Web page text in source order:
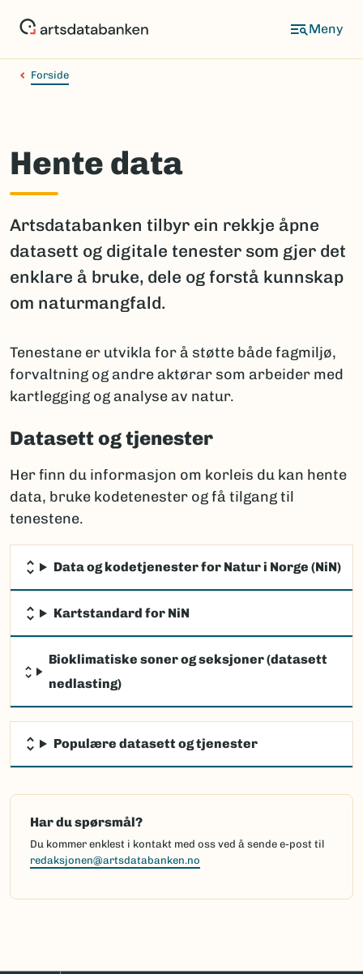
Forside
Hente data
Artsdatabanken tilbyr ein rekkje åpne
datasett og digitale tenester som gjer det
enklare å bruke, dele og forstå kunnskap
om naturmangfald.
Tenestane er utvikla for å støtte både fagmiljø,
forvaltning og andre aktørar som arbeider med
kartlegging og analyse av natur.
Datasett og tjenester
Her finn du informasjon om korleis du kan hente
data, bruke kodetenester og få tilgang til
tenestene.
Data og kodetjenester for Natur i Norge (NiN)
Kartstandard for NiN
Bioklimatiske soner og seksjoner (datasett
nedlasting)
Populære datasett og tjenester
Har du spørsmål?
Du kommer enklest i kontakt med oss ved å sende e-post til
redaksjonen@artsdatabanken.no